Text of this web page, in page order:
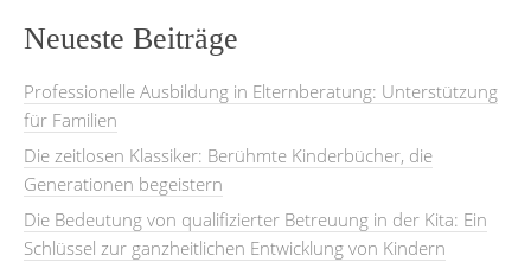
Neueste Beiträge
Professionelle Ausbildung in Elternberatung: Unterstützung
für Familien
Die zeitlosen Klassiker: Berühmte Kinderbücher, die
Generationen begeistern
Die Bedeutung von qualifizierter Betreuung in der Kita: Ein
Schlüssel zur ganzheitlichen Entwicklung von Kindern